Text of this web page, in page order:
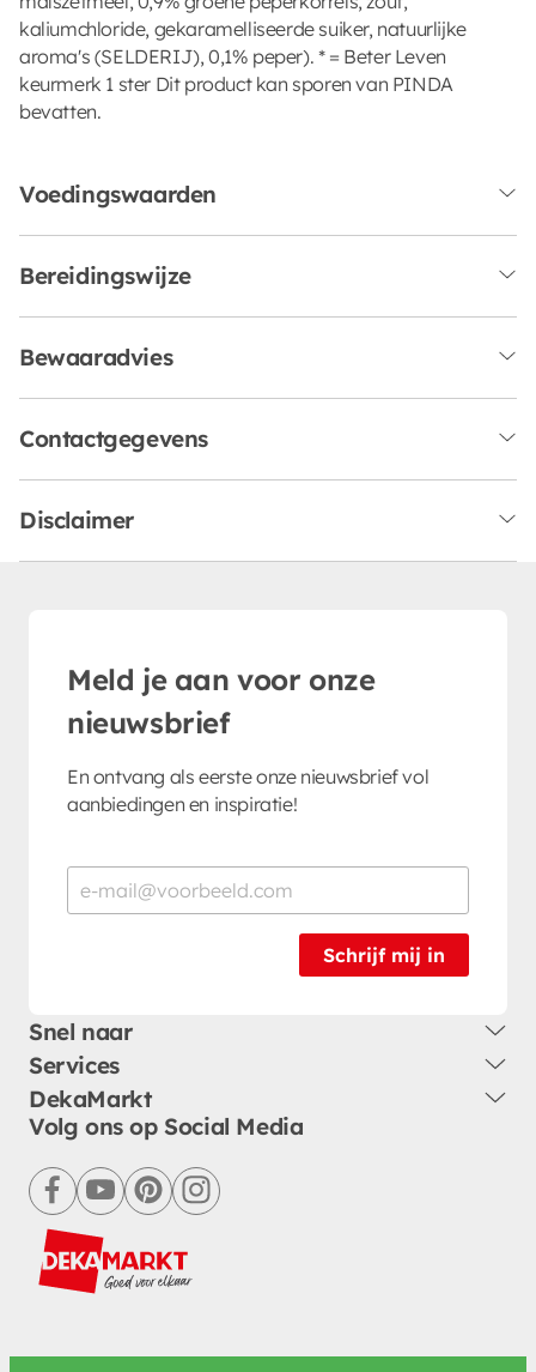
kaliumchloride, gekaramelliseerde suiker, natuurlijke
aroma's (SELDERIJ), 0,1% peper). * = Beter Leven
keurmerk 1 ster Dit product kan sporen van PINDA
bevatten.
Voedingswaarden
Bereidingswijze
Bewaaradvies
Contactgegevens
Disclaimer
Meld je aan voor onze
nieuwsbrief
En ontvang als eerste onze nieuwsbrief vol
aanbiedingen en inspiratie!
Schrijf mij in
Snel naar
Services
DekaMarkt
Volg ons op Social Media
facebookyoutubepinterestinstagram